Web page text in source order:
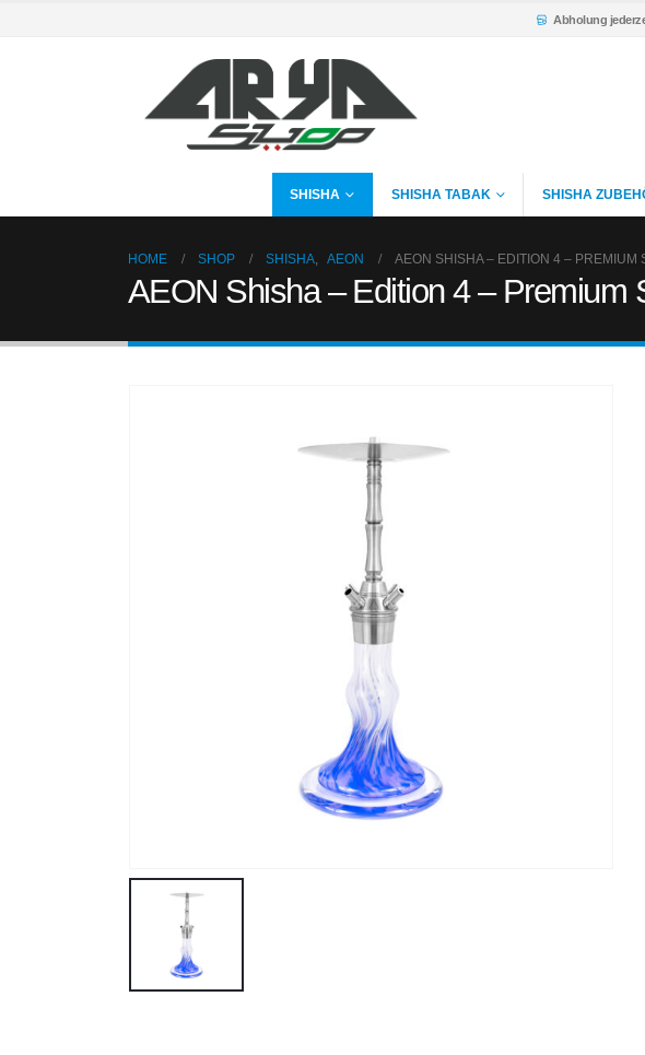
Abholung
SHISHA SHISHA TABAK SHISHA
HOME SHOP SHISHA AEON AEON SHISHA – EDITION 4 – PREMIUM
AEON Shisha – Edition 4 – Premium